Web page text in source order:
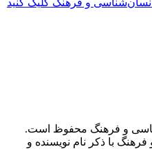
و فرهنگ کلیک کنید
و فرهنگ محفوظ است.
با ذکر نام نویسنده و